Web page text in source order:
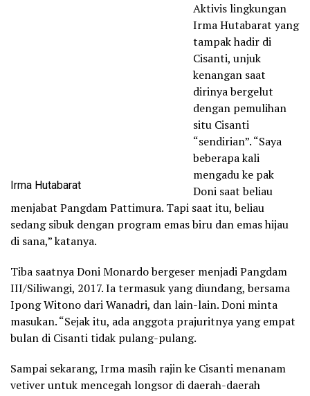
Irma Hutabarat
Aktivis lingkungan
Irma Hutabarat yang
tampak hadir di
Cisanti, unjuk
kenangan saat
dirinya bergelut
dengan pemulihan
situ Cisanti
“sendirian”. “Saya
beberapa kali
mengadu ke pak
Doni saat beliau
menjabat Pangdam Pattimura. Tapi saat itu, beliau
sedang sibuk dengan program emas biru dan emas hijau
di sana,” katanya.
Tiba saatnya Doni Monardo bergeser menjadi Pangdam
III/Siliwangi, 2017. Ia termasuk yang diundang, bersama
Ipong Witono dari Wanadri, dan lain-lain. Doni minta
masukan. “Sejak itu, ada anggota prajuritnya yang empat
bulan di Cisanti tidak pulang-pulang.
Sampai sekarang, Irma masih rajin ke Cisanti menanam
vetiver untuk mencegah longsor di daerah-daerah